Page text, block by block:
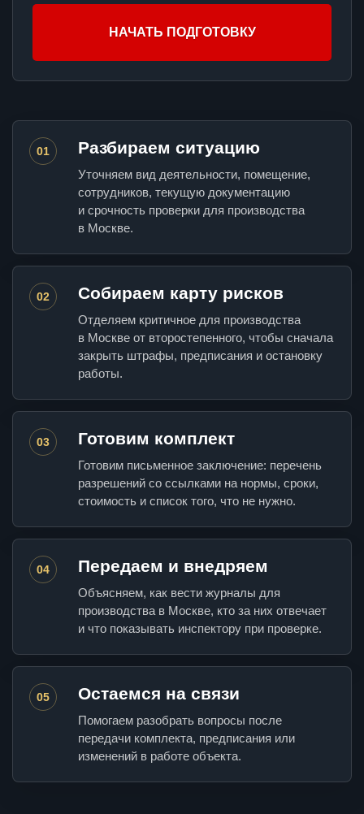
НАЧАТЬ ПОДГОТОВКУ
01 Разбираем ситуацию
Уточняем вид деятельности, помещение,
сотрудников, текущую документацию
и срочность проверки для производства
в Москве.
02 Собираем карту рисков
Отделяем критичное для производства
в Москве от второстепенного, чтобы сначала
закрыть штрафы, предписания и остановку
работы.
03 Готовим комплект
Готовим письменное заключение: перечень
разрешений со ссылками на нормы, сроки,
стоимость и список того, что не нужно.
04 Передаем и внедряем
Объясняем, как вести журналы для
производства в Москве, кто за них отвечает
и что показывать инспектору при проверке.
05 Остаемся на связи
Помогаем разобрать вопросы после
передачи комплекта, предписания или
изменений в работе объекта.